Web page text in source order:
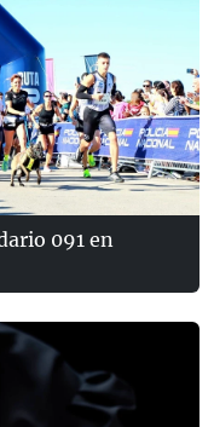
091 en